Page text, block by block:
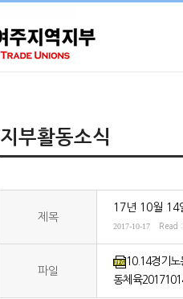
지부활동소식
제목
17년 10월 14
2017-10-17 Read
파일
10.14경기
동체육